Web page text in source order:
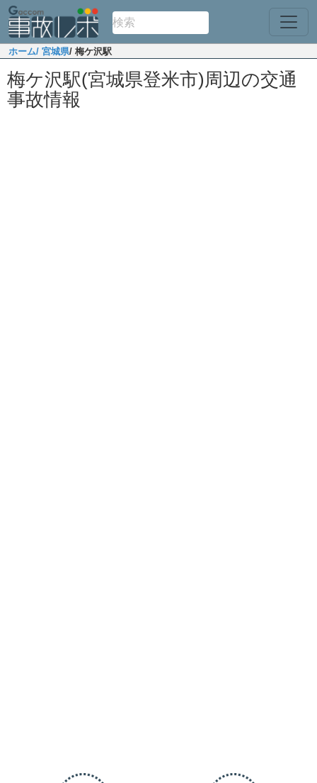
ホーム/ 宮城県/ 梅ケ沢駅
梅ケ沢駅(宮城県登米市)周辺の交通
事故情報